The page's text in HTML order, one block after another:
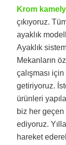
Krom
çıkıyoruz.
ayaklık
Ayaklık
Mekanların
çalışması
getiriyoruz.
ürünleri
biz her
ediyoruz.
hareket